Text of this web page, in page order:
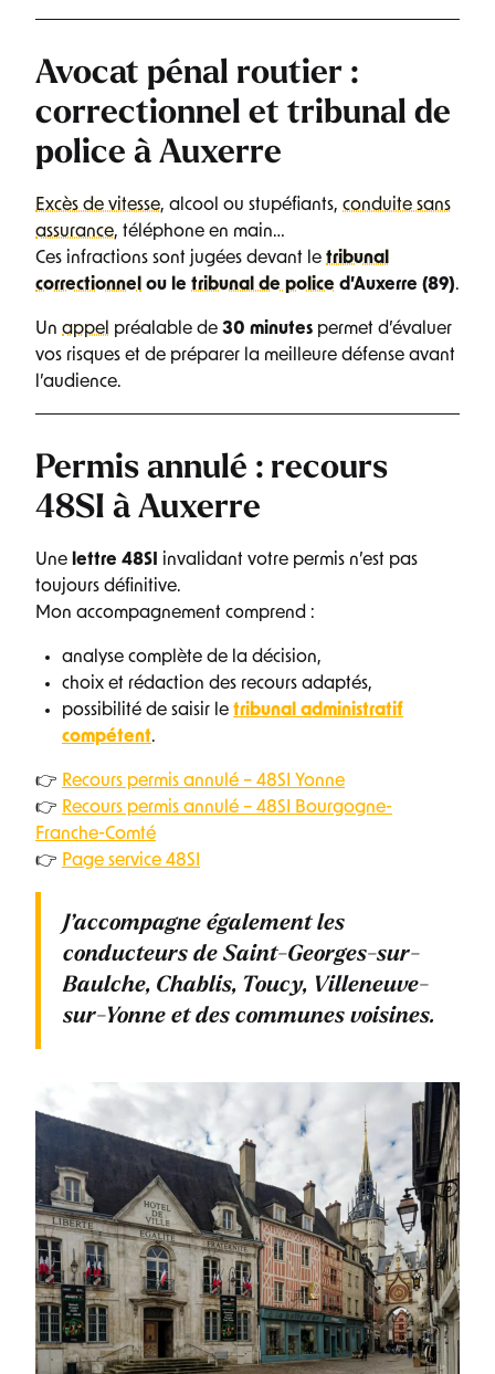
Avocat pénal routier :
correctionnel et tribunal de
police à Auxerre
Excès de vitesse, alcool ou stupéfiants, conduite sans
assurance, téléphone en main…
Ces infractions sont jugées devant le tribunal
correctionnel ou le tribunal de police d’Auxerre (89).
Un appel préalable de 30 minutes permet d’évaluer
vos risques et de préparer la meilleure défense avant
l’audience.
Permis annulé : recours
48SI à Auxerre
Une lettre 48SI invalidant votre permis n’est pas
toujours définitive.
Mon accompagnement comprend :
analyse complète de la décision,
choix et rédaction des recours adaptés,
possibilité de saisir le tribunal administratif
compétent.
👉 Recours permis annulé – 48SI Yonne
👉 Recours permis annulé – 48SI Bourgogne-
Franche-Comté
👉 Page service 48SI
J’accompagne également les
conducteurs de Saint-Georges-sur-
Baulche, Chablis, Toucy, Villeneuve-
sur-Yonne et des communes voisines.